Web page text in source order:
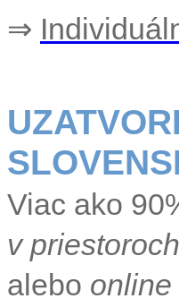
⇒
Viac ako
v
alebo